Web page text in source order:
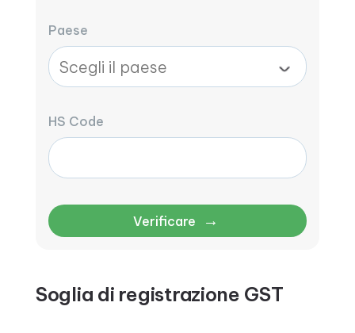
Paese
HS Code
Verificare →
Soglia di registrazione GST